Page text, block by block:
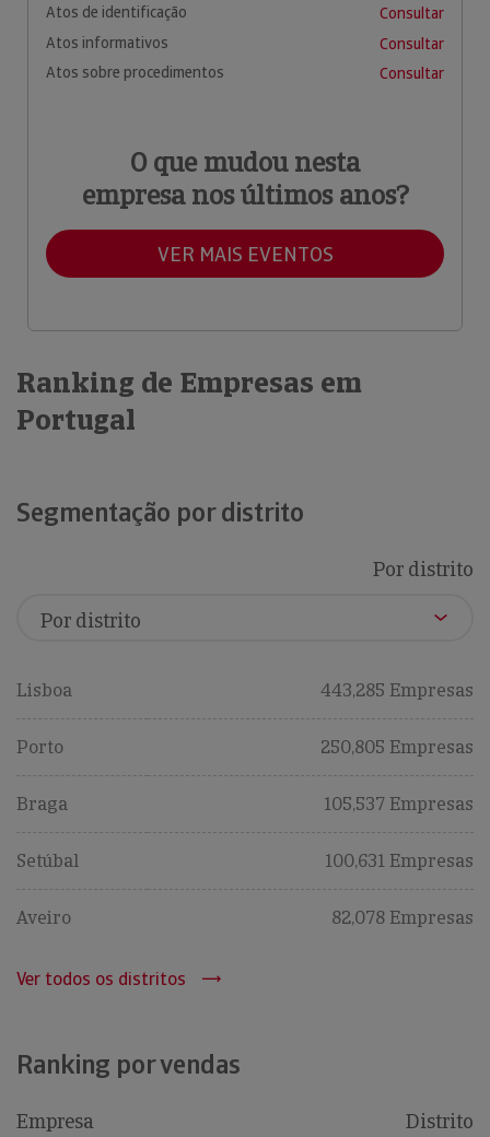
Atos de identificação
Consultar
Atos informativos
Consultar
Atos sobre procedimentos
Consultar
O que mudou nesta
empresa nos últimos anos?
VER MAIS EVENTOS
Ranking de Empresas em
Portugal
Segmentação por distrito
Por distrito
Lisboa 443,285 Empresas
Porto 250,805 Empresas
Braga 105,537 Empresas
Setúbal 100,631 Empresas
Aveiro 82,078 Empresas
Ver todos os distritos
Ranking por vendas
Empresa Distrito